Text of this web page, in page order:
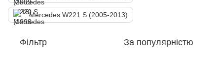
Mercedes W221 S (2005-2013)
Фільтр За популярністю